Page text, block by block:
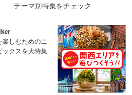
テーマ別特集をチェック
楽しむためのニ
ックスを大特集